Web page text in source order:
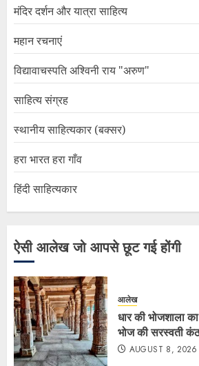
मंदिर दर्शन और यात्रा साहित्य
महान रचनाएं
विद्यावाचस्पति अश्विनी राय "अरुण"
साहित्य संग्रह
स्थानीय साहित्यकार (बक्सर)
हरा भारत हरा गाँव
हिंदी साहित्यकार
ऐसी आलेख जो आपसे छूट गई होंगी
आलेख
धार की भोजशाला
भोज की सरस्वती
AUGUST 8, 2026